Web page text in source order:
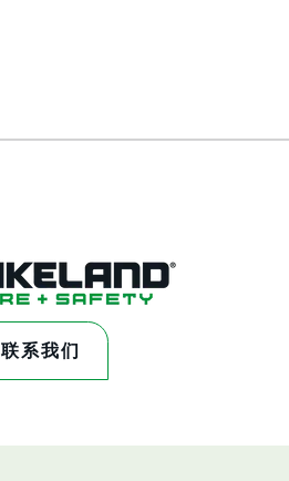
联系我们